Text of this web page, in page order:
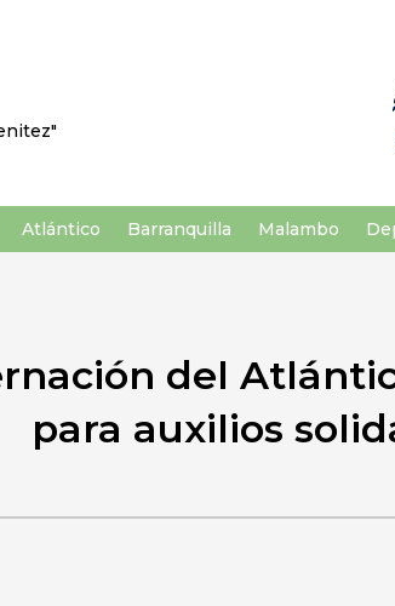
Atlántico Barranquilla Malambo
del
para auxilios